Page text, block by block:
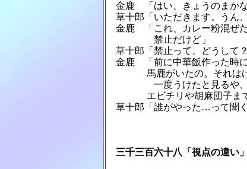
金鹿　「はい、きょうのまか
草十郎「いただきます。うん、
金鹿　「これ、カレー粉混ぜ
禁止だけど」
草十郎「禁止って、どうして？
金鹿　「前に中華飯作った時
馬鹿がいたの。それはけっ
一度うけたと見るや、調子
エビチリや胡麻団子まで
草十郎「誰がやった…って聞く
三千三百六十八「視点の違い」